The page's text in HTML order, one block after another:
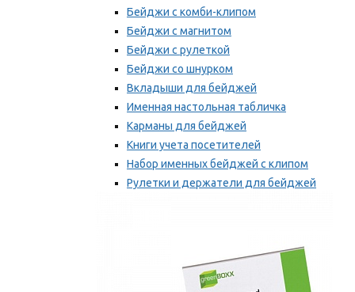
Бейджи с комби-клипом
Бейджи с магнитом
Бейджи с рулеткой
Бейджи со шнурком
Вкладыши для бейджей
Именная настольная табличка
Карманы для бейджей
Книги учета посетителей
Набор именных бейджей с клипом
Рулетки и держатели для бейджей